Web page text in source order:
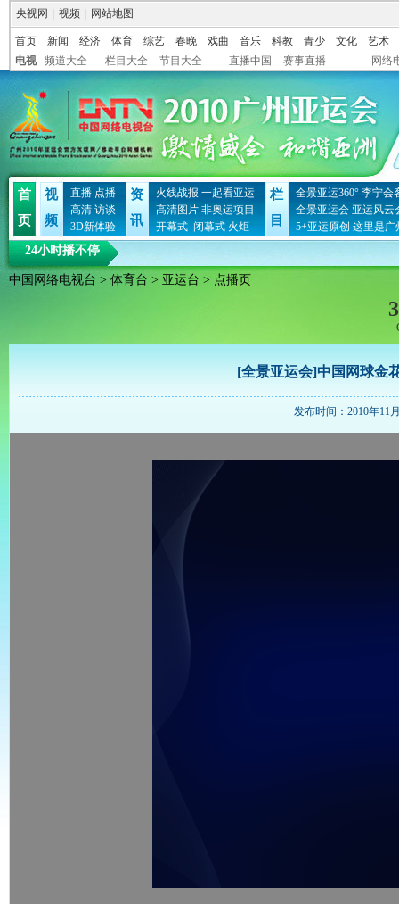
央视网 视频 网站地图
首页 新闻 经济 体育 综艺 春晚 戏曲 音乐 科教 青少 文化
艺术
电视
频道大全 栏目大全 节目大全 直播中国 赛事直播 网络
首
页
视
频
直播 点播
高清 访谈
3D新体验
资
讯
火线战报 一起看亚运
高清图片 非奥运项目
开幕式 闭幕式 火炬
栏
目
全景亚运360° 李宁会
全景亚运会 亚运风云
5+亚运原创 这里是广
24小时播不停
中国网络电视台 > 体育台 > 亚运台 > 点播页
[全景亚运会]中国网球金
发布时间：2010年11